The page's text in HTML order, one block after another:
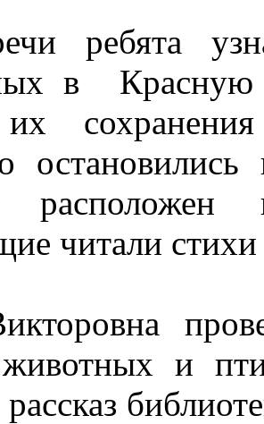
ребята
в Красную
остановились
расположен
читали
и